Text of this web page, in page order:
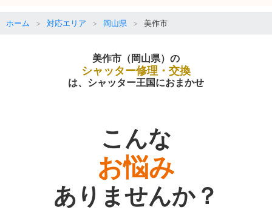
ホーム 対応エリア 岡山県 美作市
美作市（岡山県）の
シャッター修理・交換
は、シャッター王国におまかせ
こんな
お悩み
ありませんか？